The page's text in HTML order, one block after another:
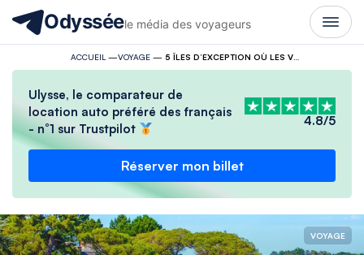
Odysséele média des voyageurs
ACCUEIL —VOYAGE— 5 ÎLES D’EXCEPTION OÙ LES VOITURES SONT INTERDITES
Ulysse, le comparateur de
location auto préféré des français
- n°1 sur Trustpilot
4.8/5
Réserver mon billet
VOYAGE